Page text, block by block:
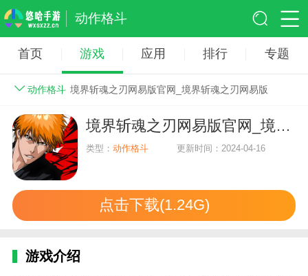
动作格斗
首页 游戏 应用 排行 专题
动作格斗 境界斩魂之刃网易版官网_境界斩魂之刃网易版
境界斩魂之刃网易版官网_境界斩魂之刃网易版
类型：动作格斗 更新时间：2024-04-16
点击下载(1.24G)
游戏介绍